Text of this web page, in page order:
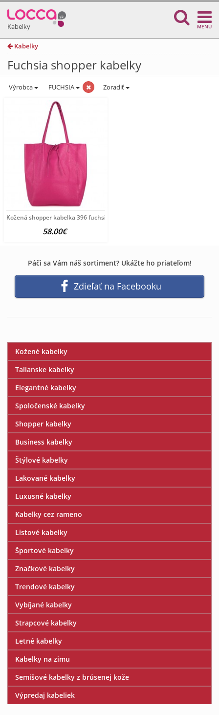
Kabelky MENU
Kabelky
Fuchsia shopper kabelky
Výrobca FUCHSIA Zoradiť
Kožená shopper kabelka 396 fuchsia, Fuchsia
58.00€
Páči sa Vám náš sortiment? Ukážte ho priateľom!
Zdieľať na Facebooku
Kožené kabelky
Talianske kabelky
Elegantné kabelky
Spoločenské kabelky
Shopper kabelky
Business kabelky
Štýlové kabelky
Lakované kabelky
Luxusné kabelky
Kabelky cez rameno
Listové kabelky
Športové kabelky
Značkové kabelky
Trendové kabelky
Vybíjané kabelky
Strapcové kabelky
Letné kabelky
Kabelky na zimu
Semišové kabelky z brúsenej kože
Výpredaj kabeliek